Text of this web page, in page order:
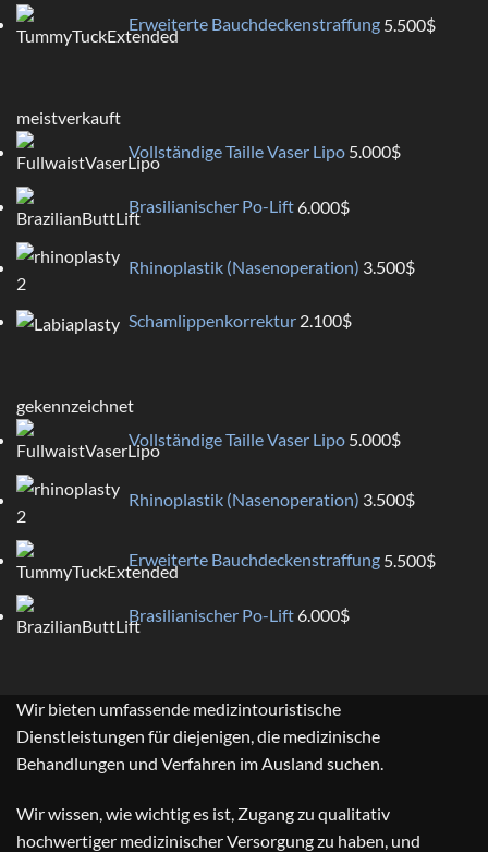
Erweiterte Bauchdeckenstraffung 5.500$
meistverkauft
Vollständige Taille Vaser Lipo 5.000$
Brasilianischer Po-Lift6.000$
Rhinoplastik (Nasenoperation) 3.500$
Schamlippenkorrektur 2.100$
gekennzeichnet
Vollständige Taille Vaser Lipo 5.000$
Rhinoplastik (Nasenoperation) 3.500$
Erweiterte Bauchdeckenstraffung 5.500$
Brasilianischer Po-Lift6.000$
Wir bieten umfassende medizintouristische
Dienstleistungen für diejenigen, die medizinische
Behandlungen und Verfahren im Ausland suchen.
Wir wissen, wie wichtig es ist, Zugang zu qualitativ
hochwertiger medizinischer Versorgung zu haben, und